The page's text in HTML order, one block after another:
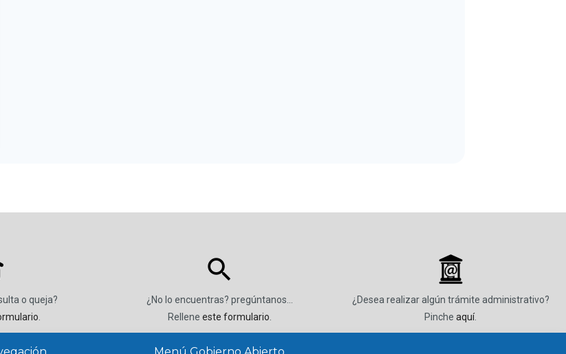
o queja?
¿No lo encuentras? pregúntanos…
Rellene este formulario
_
¿Desea realizar algún trámite administrativo?
Pinche aquí.